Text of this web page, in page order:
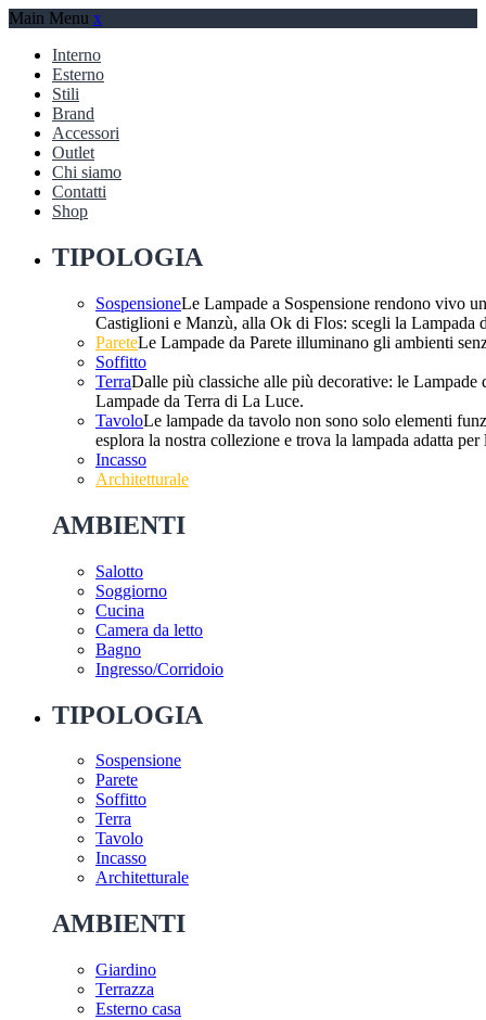
Main Menu x
Interno
Esterno
Stili
Brand
Accessori
Outlet
Chi siamo
Contatti
Shop
TIPOLOGIA
SospensioneLe Lampade a Sospensione rendono vivo
Castiglioni e Manzù, alla Ok di Flos: scegli la Lampada
PareteLe Lampade da Parete illuminano gli ambienti
Soffitto
TerraDalle più classiche alle più decorative: le
Lampade da Terra di La Luce.
TavoloLe lampade da tavolo non sono solo elementi
esplora la nostra collezione e trova la lampada adatta per
Incasso
Architetturale
AMBIENTI
Salotto
Soggiorno
Cucina
Camera da letto
Bagno
Ingresso/Corridoio
TIPOLOGIA
Sospensione
Parete
Soffitto
Terra
Tavolo
Incasso
Architetturale
AMBIENTI
Giardino
Terrazza
Esterno casa